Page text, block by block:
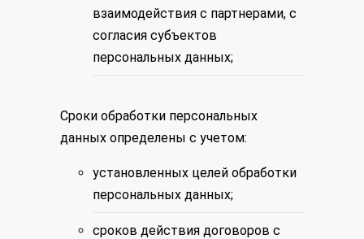
взаимодействия с партнерами, с
согласия субъектов
персональных данных;
Сроки обработки персональных
данных определены с учетом:
установленных целей обработки
персональных данных;
сроков действия договоров с